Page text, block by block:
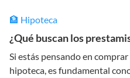
🏦 Hipoteca
¿Qué buscan los
Si estás pensando en
hipoteca, es fundamental